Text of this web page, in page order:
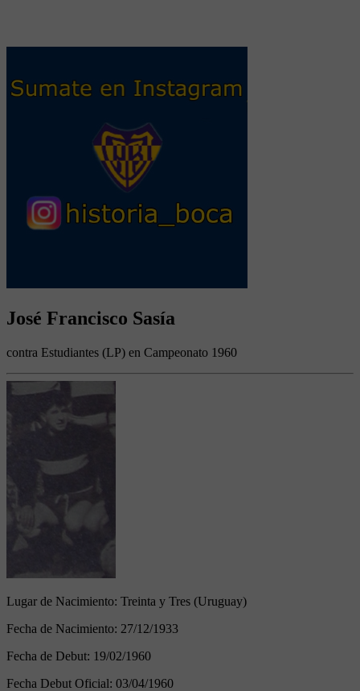
José Francisco Sasía
contra Estudiantes (LP) en Campeonato 1960
Lugar de Nacimiento: Treinta y Tres (Uruguay)
Fecha de Nacimiento: 27/12/1933
Fecha de Debut: 19/02/1960
Fecha Debut Oficial: 03/04/1960